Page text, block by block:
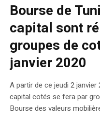
Bourse de
capital sont
groupes de
janvier 2020
A partir de ce jeudi 2
capital cotés se fera par
Bourse des valeurs